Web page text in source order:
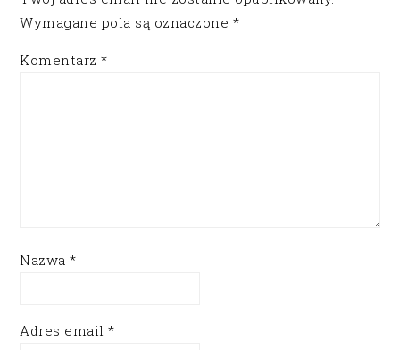
Wymagane pola są oznaczone *
Komentarz*
Nazwa*
Adres email*